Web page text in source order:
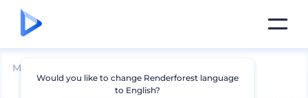
Mockup
Would you like to change Renderforest language
to English?